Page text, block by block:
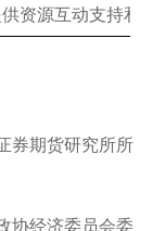
资源互动支持和
券期货研究所所
协经济委员会委